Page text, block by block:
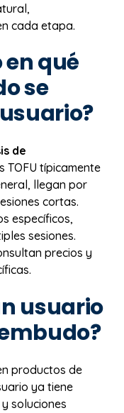
cada etapa.
qué
se
de
TOFU típicamente
llegan por
cortas.
específicos,
sesiones.
precios y
usuario
productos de
ya tiene
soluciones